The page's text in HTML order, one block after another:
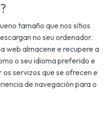
tamaño que nos sitios
no seu ordenador.
web almacene e recupere a
o seu idioma preferido e
servizos que se ofrecen e
de navegación para o